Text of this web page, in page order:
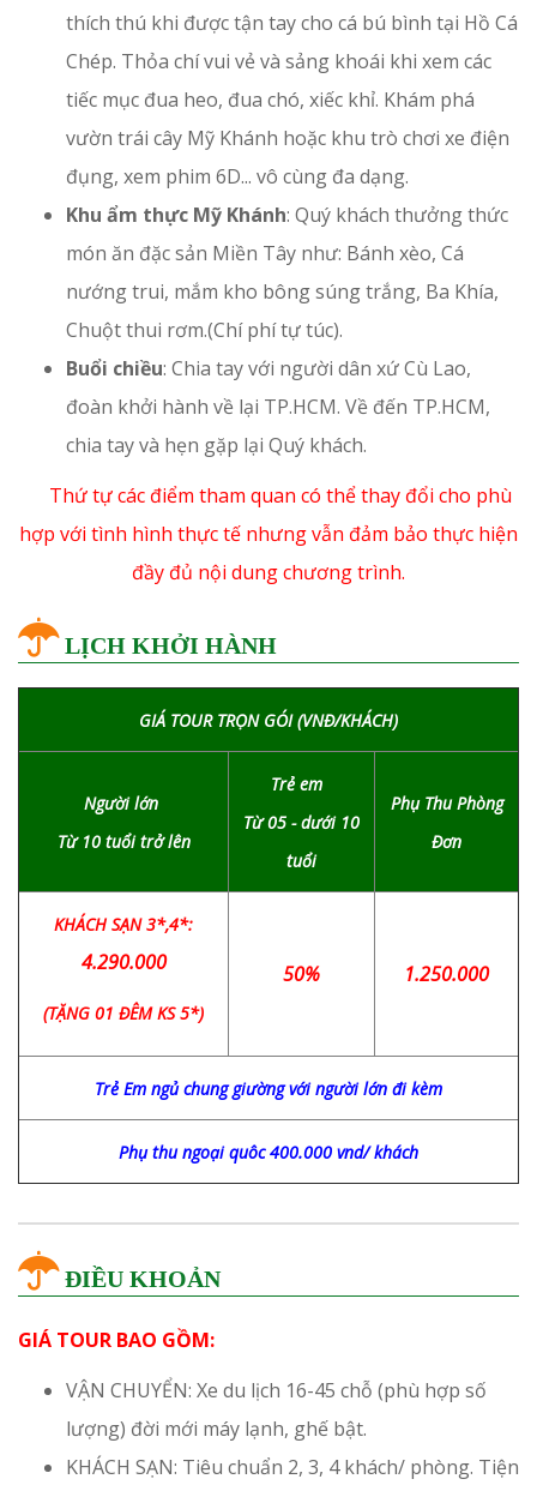
thích thú khi được tận tay cho cá bú bình tại Hồ Cá
Chép. Thỏa chí vui vẻ và sảng khoái khi xem các
tiếc mục đua heo, đua chó, xiếc khỉ. Khám phá
vườn trái cây Mỹ Khánh hoặc khu trò chơi xe điện
đụng, xem phim 6D... vô cùng đa dạng.
Khu ẩm thực Mỹ Khánh: Quý khách thưởng thức
món ăn đặc sản Miền Tây như: Bánh xèo, Cá
nướng trui, mắm kho bông súng trắng, Ba Khía,
Chuột thui rơm.(Chí phí tự túc).
Buổi chiều: Chia tay với người dân xứ Cù Lao,
đoàn khởi hành về lại TP.HCM. Về đến TP.HCM,
chia tay và hẹn gặp lại Quý khách.
Thứ tự các điểm tham quan có thể thay đổi cho phù
hợp với tình hình thực tế nhưng vẫn đảm bảo thực hiện
đầy đủ nội dung chương trình.
LỊCH KHỞI HÀNH
GIÁ TOUR TRỌN GÓI (VNĐ/KHÁCH)
Người lớn
Từ 10 tuổi trở lên
Trẻ em
Từ 05 - dưới 10
tuổi
Phụ Thu Phòng
Đơn
KHÁCH SẠN 3*,4*:
4.290.000
(TẶNG 01 ĐÊM KS 5*)
50% 1.250.000
Trẻ Em ngủ chung giường với người lớn đi kèm
Phụ thu ngoại quôc 400.000 vnd/ khách
ĐIỀU KHOẢN
GIÁ TOUR BAO GỒM:
VẬN CHUYỂN: Xe du lịch 16-45 chỗ (phù hợp số
lượng) đời mới máy lạnh, ghế bật.
KHÁCH SẠN: Tiêu chuẩn 2, 3, 4 khách/ phòng. Tiện